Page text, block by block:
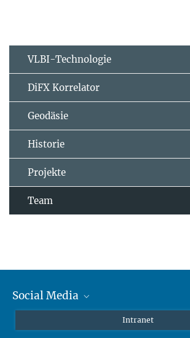
VLBI-Technologie
DiFX Korrelator
Geodäsie
Historie
Projekte
Team
Social Media
Intranet